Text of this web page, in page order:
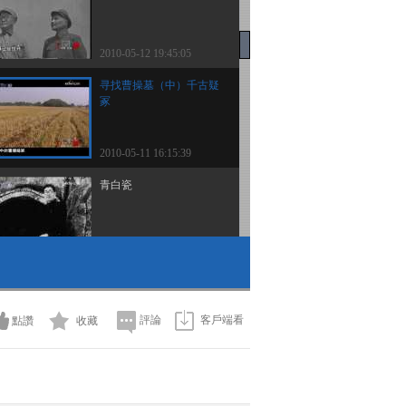
2010-05-12 19:45:05
寻找曹操墓（中）千古疑
冢
2010-05-11 16:15:39
青白瓷
2010-05-11 16:13:19
點讚 收藏 評論 客戶端看